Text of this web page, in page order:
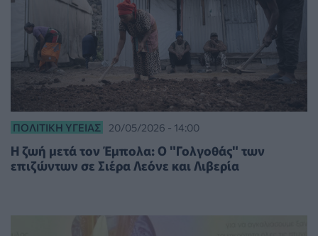
ΠΟΛΙΤΙΚΉ ΥΓΕΊΑΣ 20/05/2026 - 14:00
H ζωή μετά τον Έμπολα: Ο "Γολγοθάς" των
επιζώντων σε Σιέρα Λεόνε και Λιβερία